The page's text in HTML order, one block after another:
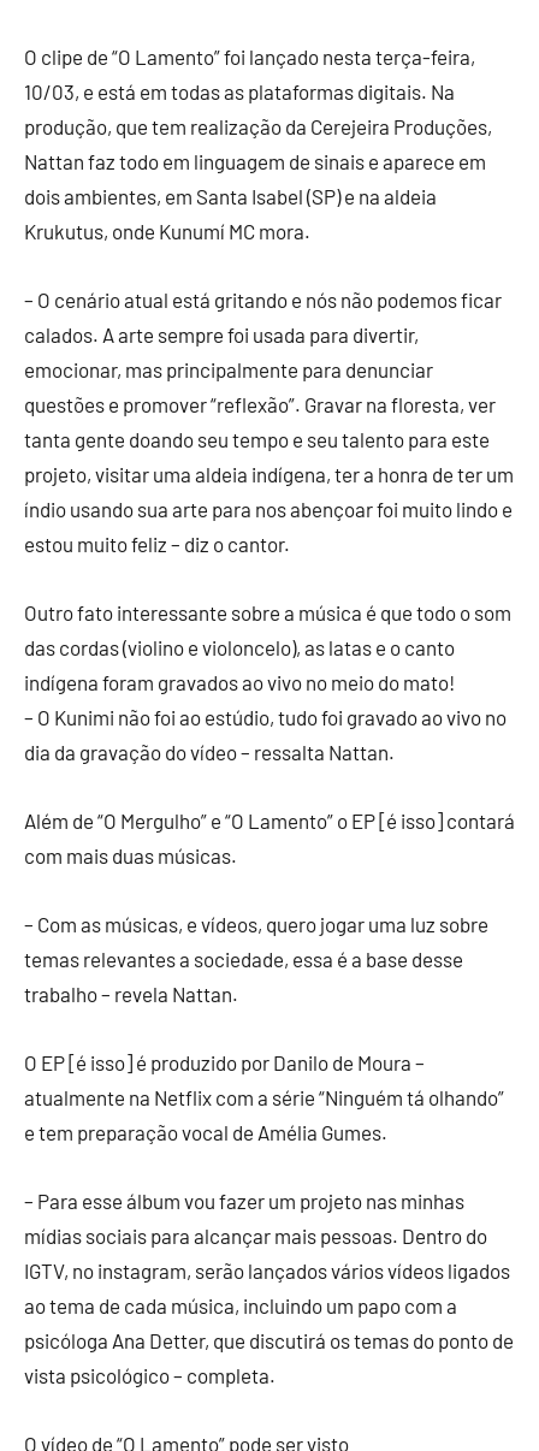
O clipe de “O Lamento” foi lançado nesta terça-feira,
10/03, e está em todas as plataformas digitais. Na
produção, que tem realização da Cerejeira Produções,
Nattan faz todo em linguagem de sinais e aparece em
dois ambientes, em Santa Isabel (SP) e na aldeia
Krukutus, onde Kunumí MC mora.
– O cenário atual está gritando e nós não podemos ficar
calados. A arte sempre foi usada para divertir,
emocionar, mas principalmente para denunciar
questões e promover “reflexão”. Gravar na floresta, ver
tanta gente doando seu tempo e seu talento para este
projeto, visitar uma aldeia indígena, ter a honra de ter um
índio usando sua arte para nos abençoar foi muito lindo e
estou muito feliz – diz o cantor.
Outro fato interessante sobre a música é que todo o som
das cordas (violino e violoncelo), as latas e o canto
indígena foram gravados ao vivo no meio do mato!
– O Kunimi não foi ao estúdio, tudo foi gravado ao vivo no
dia da gravação do vídeo – ressalta Nattan.
Além de “O Mergulho” e “O Lamento” o EP [é isso] contará
com mais duas músicas.
– Com as músicas, e vídeos, quero jogar uma luz sobre
temas relevantes a sociedade, essa é a base desse
trabalho – revela Nattan.
O EP [é isso] é produzido por Danilo de Moura –
atualmente na Netflix com a série “Ninguém tá olhando”
e tem preparação vocal de Amélia Gumes.
– Para esse álbum vou fazer um projeto nas minhas
mídias sociais para alcançar mais pessoas. Dentro do
IGTV, no instagram, serão lançados vários vídeos ligados
ao tema de cada música, incluindo um papo com a
psicóloga Ana Detter, que discutirá os temas do ponto de
vista psicológico – completa.
O vídeo de “O Lamento” pode ser visto